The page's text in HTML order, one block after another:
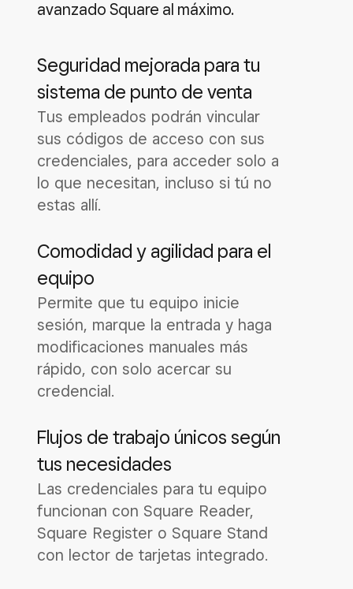
avanzado Square al máximo.
Seguridad mejorada para tu
sistema de punto de venta
Tus empleados podrán vincular
sus códigos de acceso con sus
credenciales, para acceder solo a
lo que necesitan, incluso si tú no
estas allí.
Comodidad y agilidad para el
equipo
Permite que tu equipo inicie
sesión, marque la entrada y haga
modificaciones manuales más
rápido, con solo acercar su
credencial.
Flujos de trabajo únicos según
tus necesidades
Las credenciales para tu equipo
funcionan con Square Reader,
Square Register o Square Stand
con lector de tarjetas integrado.